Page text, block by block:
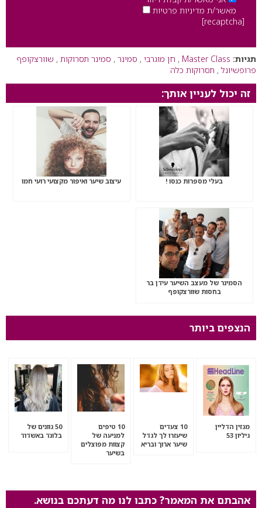
מאשר/ת מדיניות פרטיות
[recaptcha]
תגיות: Master Class
, חן מוגרבי , סמינר , סמינר תסרוקות , שוורצקופף
פרופשיונל , תסרוקות כלה
זה יכול לעניין אותך:
בעלי מספרות כנסו ! עיצוב שיער ואיפור מקצועי רועי חמו
הסמינר של מעצב השיער עידן בר
בחסות שוורצקופף
הנצפים ביותר
מגזין הדליין
גיליון 53
10 צעדים
שיעזרו לך לגדל
שיער ארוך ובריא
10 טיפים
למניעה של
קצוות מפוצלים
בשיער
50 גוונים של
בלונד באשדוד
אהבתם את המאמר? כתבו לנו מה דעתכם בנושא.